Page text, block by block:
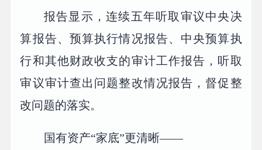
报告显示，连续五年听取审议中央决
算报告、预算执行情况报告、中央预算执
行和其他财政收支的审计工作报告，听取
审议审计查出问题整改情况报告，督促整
改问题的落实。
国有资产“家底”更清晰——